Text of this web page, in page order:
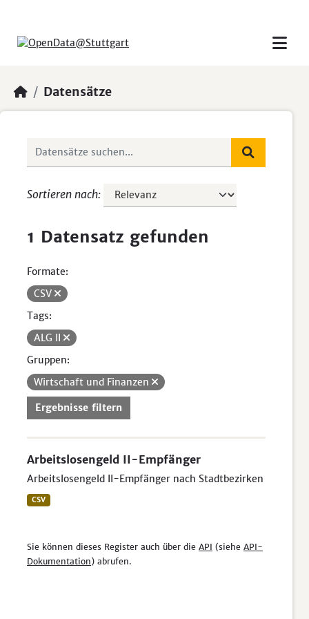
Datensätze
Sortieren nach
1 Datensatz gefunden
Formate:
CSV
Tags:
ALG II
Gruppen:
Wirtschaft und Finanzen
Ergebnisse filtern
Arbeitslosengeld II-Empfänger
Arbeitslosengeld II-Empfänger nach Stadtbezirken
CSV
Sie können dieses Register auch über die API (siehe API-
Dokumentation) abrufen.